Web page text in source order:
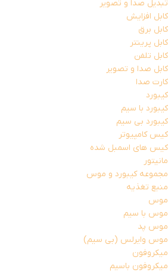
تبدیل صدا و تصویر
کابل افزایش
کابل برق
کابل پرینتر
کابل تلفن
کابل صدا و تصویر
کارت صدا
کیبورد
کیبورد با سیم
کیبورد بی سیم
کیس کامپیوتر
کیس های اسمبل شده
مانیتور
مجموعه کیبورد و موس
منبع تغذیه
موس
موس با سیم
موس پد
موس وایرلس (بی سیم)
میکروفون
میکروفون باسیم